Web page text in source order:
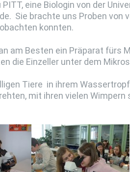
eine Biologin von der
Sie brachte uns Proben von
konnten.
am Besten ein Präparat fürs
die Einzeller unter dem
Tiere in ihrem
mit ihren vielen